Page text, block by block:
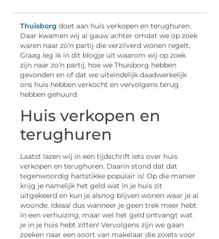
Thuisborg doet aan huis verkopen en terughuren.
Daar kwamen wij al gauw achter omdat we op zoek
waren naar zo’n partij die verzilverd wonen regelt.
Graag leg ik in dit blogje uit waarom wij op zoek
zijn naar zo’n partij, hoe we Thuisborg hebben
gevonden en of dat we uiteindelijk daadwerkelijk
ons huis hebben verkocht en vervolgens terug
hebben gehuurd.
Huis verkopen en
terughuren
Laatst lazen wij in een tijdschrift iets over huis
verkopen en terughuren. Daarin stond dat dat
tegenwoordig hartstikke populair is! Op die manier
krijg je namelijk het geld wat in je huis zit
uitgekeerd en kun je alsnog blijven wonen waar je al
woonde. Ideaal dus wanneer je geen trek meer hebt
in een verhuizing, maar wel het geld ontvangt wat
je in je huis hebt zitten! Vervolgens zijn we gaan
zoeken naar een soort van makelaar die zoiets voor